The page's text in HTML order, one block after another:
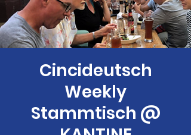
Cincideutsch
Weekly
Stammtisch @